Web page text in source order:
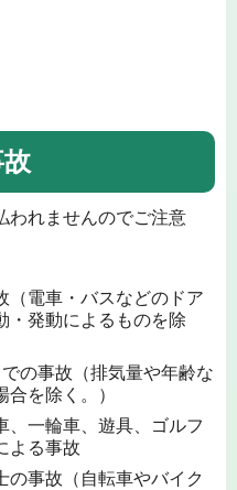
われませんのでご注意
（電車・バスなどのドア
・発動によるものを除
の事故（排気量や年齢な
を除く。）
、一輪車、遊具、ゴルフ
よる事故
の事故（自転車やバイク